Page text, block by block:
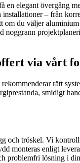
elegant övergång
– från
om du väljer
via vårt
rätt
smidigt
tröskel. Vi
monteras enligt
problemfri lösning i